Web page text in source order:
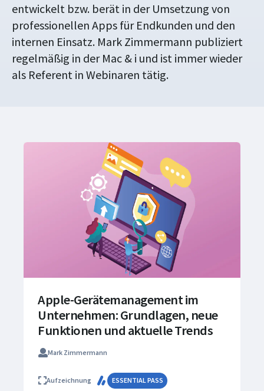
entwickelt bzw. berät in der Umsetzung von
professionellen Apps für Endkunden und den
internen Einsatz. Mark Zimmermann publiziert
regelmäßig in der Mac & i und ist immer wieder
als Referent in Webinaren tätig.
Apple-Gerätemanagement im
Unternehmen: Grundlagen, neue
Funktionen und aktuelle Trends
Mark Zimmermann
Aufzeichnung ESSENTIAL PASS